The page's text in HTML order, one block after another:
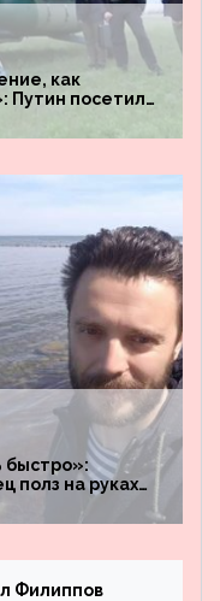
как
Путин посетил
быстро»:
полз на руках
Филиппов